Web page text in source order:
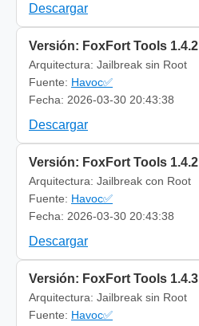
Descargar
Versión: FoxFort Tools 1.4.2
Arquitectura: Jailbreak sin Root
Fuente: Havoc✅
Fecha: 2026-03-30 20:43:38
Descargar
Versión: FoxFort Tools 1.4.2
Arquitectura: Jailbreak con Root
Fuente: Havoc✅
Fecha: 2026-03-30 20:43:38
Descargar
Versión: FoxFort Tools 1.4.3
Arquitectura: Jailbreak sin Root
Fuente: Havoc✅